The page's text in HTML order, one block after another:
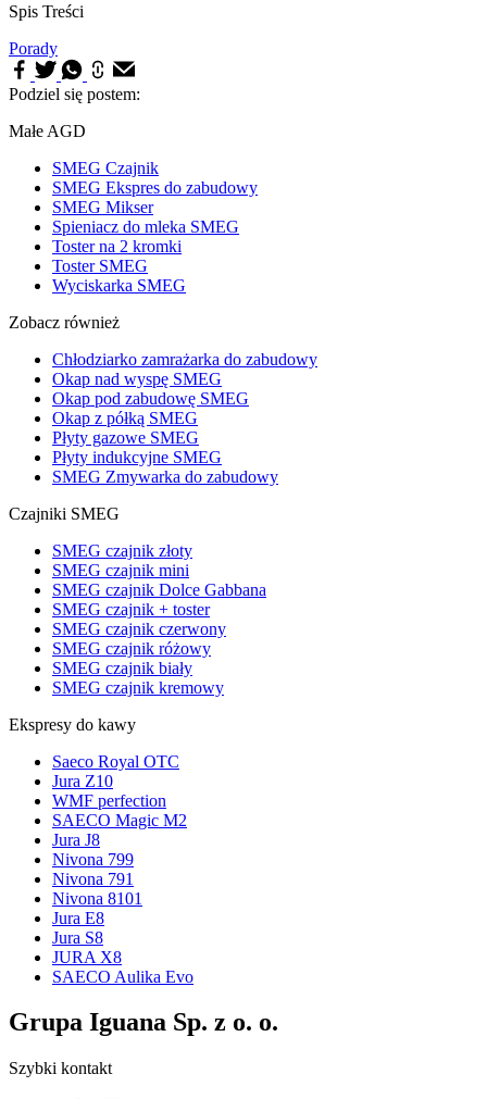
Spis Treści
Porady
Podziel się postem:
Małe AGD
SMEG Czajnik
SMEG Ekspres do zabudowy
SMEG Mikser
Spieniacz do mleka SMEG
Toster na 2 kromki
Toster SMEG
Wyciskarka SMEG
Zobacz również
Chłodziarko zamrażarka do zabudowy
Okap nad wyspę SMEG
Okap pod zabudowę SMEG
Okap z półką SMEG
Płyty gazowe SMEG
Płyty indukcyjne SMEG
SMEG Zmywarka do zabudowy
Czajniki SMEG
SMEG czajnik złoty
SMEG czajnik mini
SMEG czajnik Dolce Gabbana
SMEG czajnik + toster
SMEG czajnik czerwony
SMEG czajnik różowy
SMEG czajnik biały
SMEG czajnik kremowy
Ekspresy do kawy
Saeco Royal OTC
Jura Z10
WMF perfection
SAECO Magic M2
Jura J8
Nivona 799
Nivona 791
Nivona 8101
Jura E8
Jura S8
JURA X8
SAECO Aulika Evo
Grupa Iguana Sp. z o. o.
Szybki kontakt